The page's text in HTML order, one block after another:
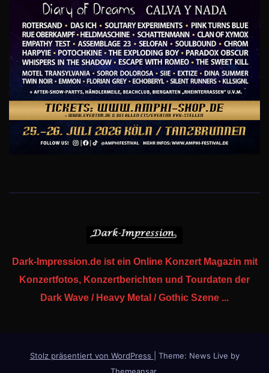
Dark-Impression.de ist ein Online Konzert Magazin mit
Konzertfotos, Konzertberichten und Tourdaten der
Dark Wave / Heavy Metal / Gothic Szene ...
Stolz präsentiert von WordPress
Theme: News Live by
Themeansar.